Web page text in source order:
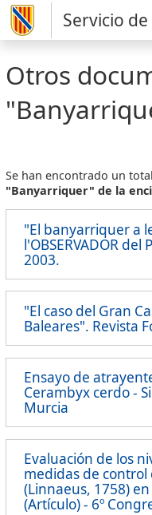
Servicio
Otros
Se han encontrado un total
"Banyarriquer" de la
"El banyarriquer a
l'OBSERVADOR
2003.
"El caso del Gran
Baleares". Revista
Ensayo de
Cerambyx cerdo -
Murcia
Evaluación de los
medidas de
(Linnaeus, 1758)
(Artículo) - 6º